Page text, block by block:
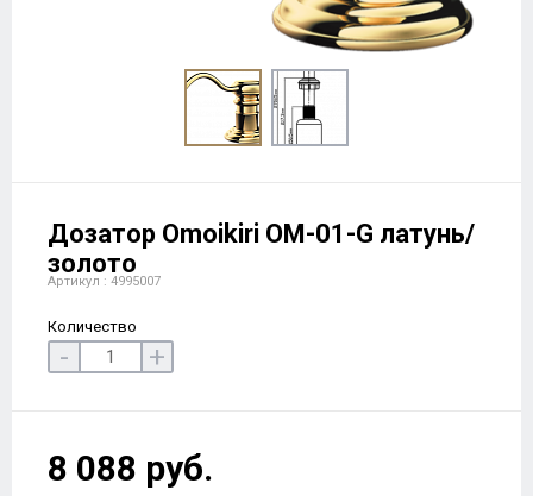
Дозатор Omoikiri OM-01-G латунь/
золото
Артикул : 4995007
Количество
- +
8 088 руб.